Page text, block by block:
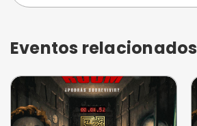
Eventos relacionados